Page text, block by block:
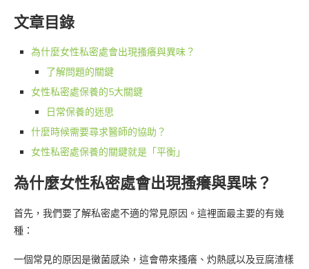
文章目錄
為什麼女性私密處會出現搔癢與異味？
了解問題的關鍵
女性私密處保養的5大關鍵
日常保養的迷思
什麼時候需要尋求醫師的協助？
女性私密處保養的關鍵就是「平衡」
為什麼女性私密處會出現搔癢與異味？
首先，我們要了解私密處不適的常見原因。這裡面最主要的有幾
種：
一個常見的原因是黴菌感染，這會帶來搔癢、灼熱感以及豆腐渣樣